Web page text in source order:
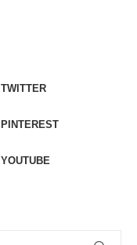
TWITTER
PINTEREST
YOUTUBE